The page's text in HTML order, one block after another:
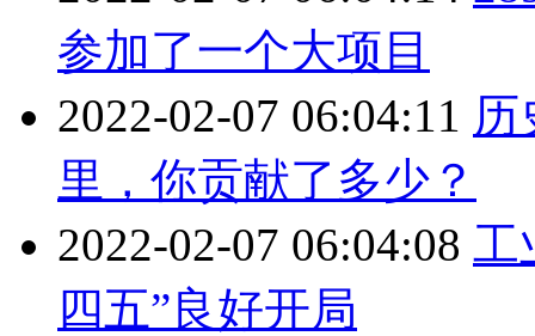
参加了一个大项目
2022-02-07 06:04:11 历
里，你贡献了多少？
2022-02-07 06:04:08 工
四五”良好开局